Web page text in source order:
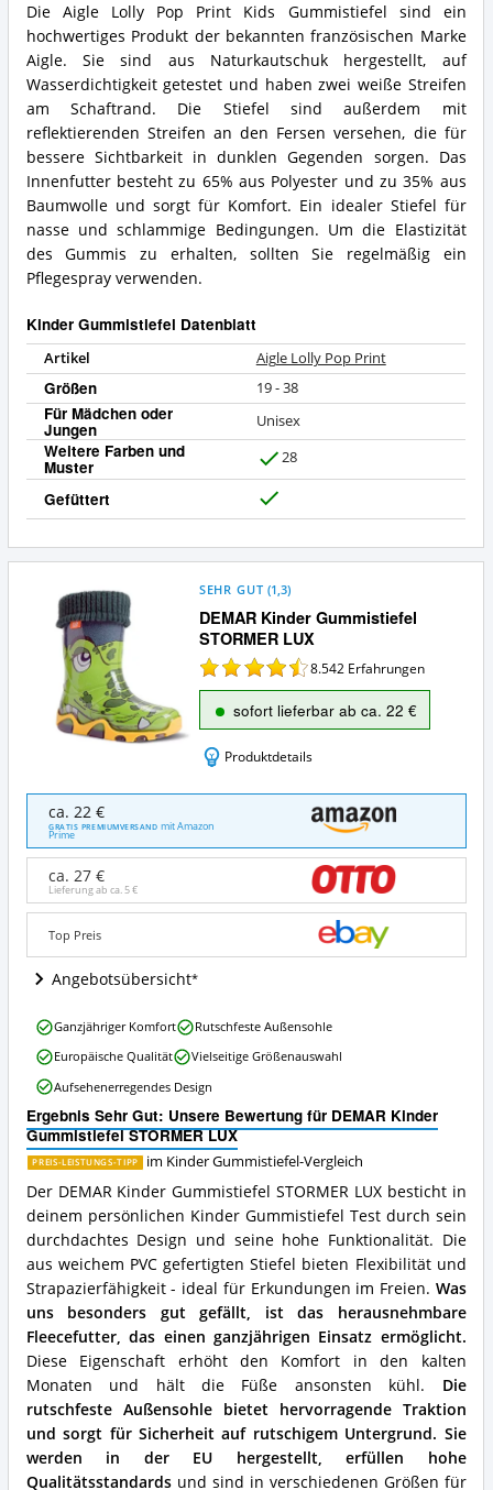
Die Aigle Lolly Pop Print Kids Gummistiefel sind ein
hochwertiges Produkt der bekannten französischen Marke
Aigle. Sie sind aus Naturkautschuk hergestellt, auf
Wasserdichtigkeit getestet und haben zwei weiße Streifen
am Schaftrand. Die Stiefel sind außerdem mit
reflektierenden Streifen an den Fersen versehen, die für
bessere Sichtbarkeit in dunklen Gegenden sorgen. Das
Innenfutter besteht zu 65% aus Polyester und zu 35% aus
Baumwolle und sorgt für Komfort. Ein idealer Stiefel für
nasse und schlammige Bedingungen. Um die Elastizität
des Gummis zu erhalten, sollten Sie regelmäßig ein
Pflegespray verwenden.
Kinder Gummistiefel Datenblatt
Artikel Aigle Lolly Pop Print
Größen 19 - 38
Für Mädchen oder
Jungen Unisex
Weitere Farben und
Muster 28
Gefüttert
DEMAR Kinder Gummistiefel
STORMER LUX
SEHR GUT (1,3)
8.542 Erfahrungen
sofort lieferbar ab ca. 22 €
Produktdetails
DEMAR
Kinder
Gummistiefel
STORMER
LUX
Angebote:
dieser
Kinder
erhältlich?
ca. 22 €
GRATIS PREMIUMVERSAND mit Amazon
Prime
ca. 27 €
Lieferung ab ca.5 €
Top Preis
Angebotsübersicht
Ergebnis Sehr Gut: Unsere Bewertung für DEMAR Kinder
Gummistiefel STORMER LUX
PREIS-LEISTUNGS-TIPP im Kinder Gummistiefel-Vergleich
Der DEMAR Kinder Gummistiefel STORMER LUX besticht in
deinem persönlichen Kinder Gummistiefel Test durch sein
durchdachtes Design und seine hohe Funktionalität. Die
aus weichem PVC gefertigten Stiefel bieten Flexibilität und
Strapazierfähigkeit - ideal für Erkundungen im Freien. Was
uns besonders gut gefällt, ist das herausnehmbare
Fleecefutter, das einen ganzjährigen Einsatz ermöglicht.
Diese Eigenschaft erhöht den Komfort in den kalten
Monaten und hält die Füße ansonsten kühl. Die
rutschfeste Außensohle bietet hervorragende Traktion
und sorgt für Sicherheit auf rutschigem Untergrund. Sie
werden in der EU hergestellt, erfüllen hohe
Qualitätsstandardsund sind in verschiedenen Größen für
DEMAR
Kinder
Gummistiefel
STORMER
LUX
Vorteile:
Was
spricht
für
diesen
Kinder
Gummistiefel?
Ganzjähriger Komfort
Rutschfeste Außensohle
Europäische Qualität
Vielseitige Größenauswahl
Aufsehenerregendes Design